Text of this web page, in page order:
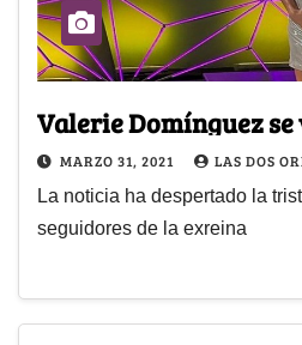
Valerie Domínguez se
MARZO 31, 2021 LAS DOS
La noticia ha despertado la
seguidores de la exreina